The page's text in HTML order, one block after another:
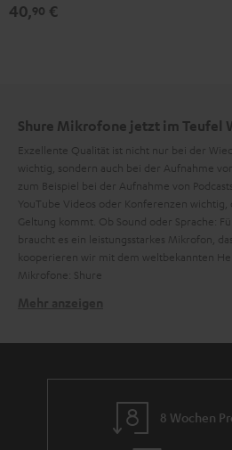
40,90 €
Shure Mikrofone jetzt im Teufel
Exzellente Qualität ist nicht nur bei der
wichtig, sondern auch bei der Aufnahme
zum Beispiel bei der Aufnahme von
YouTube Videos oder Konferenzen wichtig,
Geltung kommt. Ob Sound oder Sprache:
braucht es ein leistungsstarkes Mikrofon,
kooperieren wir mit dem weltbekannten
Mikrofone: Shure
aufzeichnen und wiedergeben. Diese
denn Mikrofone müssen in einem großen
8 Wochen